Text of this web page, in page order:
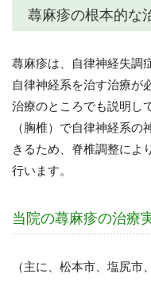
蕁麻疹の根本的な
蕁麻疹は、自律神経失調
自律神経系を治す治療が
治療のところでも説明し
（胸椎）で自律神経系
きるため、脊椎調整によ
行います。
当院の蕁麻疹の治療
（主に、松本市、塩尻市